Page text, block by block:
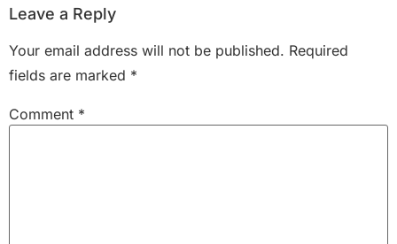
Leave a Reply
Your email address will not be published. Required
fields are marked *
Comment *